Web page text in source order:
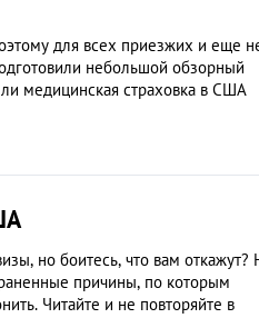
для всех приезжих и еще
небольшой обзорный
медицинская страховка в США
но боитесь, что вам откажут?
причины, по которым
Читайте и не повторяйте в